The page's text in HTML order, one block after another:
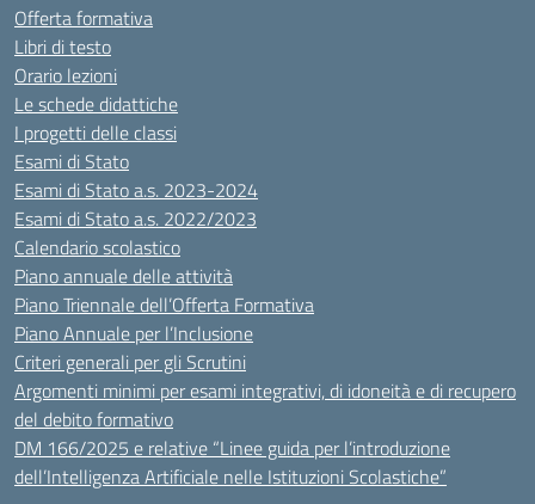
Offerta formativa
Libri di testo
Orario lezioni
Le schede didattiche
I progetti delle classi
Esami di Stato
Esami di Stato a.s. 2023-2024
Esami di Stato a.s. 2022/2023
Calendario scolastico
Piano annuale delle attività
Piano Triennale dell’Offerta Formativa
Piano Annuale per l’Inclusione
Criteri generali per gli Scrutini
Argomenti minimi per esami integrativi, di idoneità e di recupero
del debito formativo
DM 166/2025 e relative “Linee guida per l’introduzione
dell’Intelligenza Artificiale nelle Istituzioni Scolastiche”